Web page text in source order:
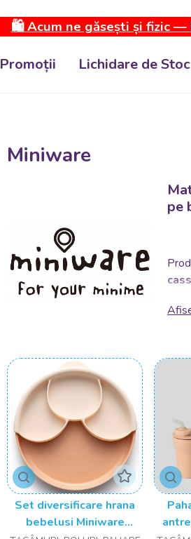
🛍️ Acum ne găsești și fizic —
Promoții Lichidare de Stoc
Miniware
pe
pe
LFGB
Set diversificare hrana
bebelusi Miniware